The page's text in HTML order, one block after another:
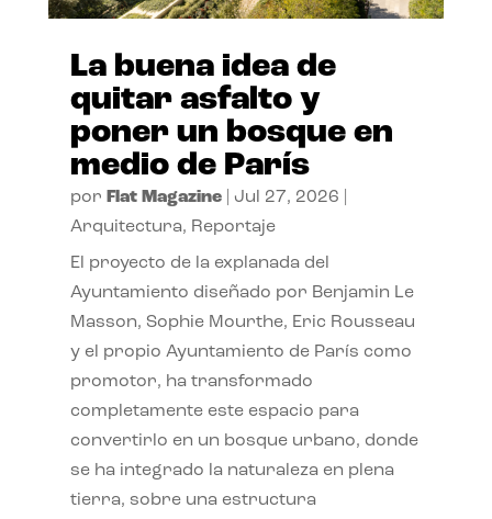
La buena idea de
quitar asfalto y
poner un bosque en
medio de París
por Flat Magazine| Jul 27, 2026
Arquitectura, Reportaje
El proyecto de la explanada del
Ayuntamiento diseñado por Benjamin Le
Masson, Sophie Mourthe, Eric Rousseau
y el propio Ayuntamiento de París como
promotor, ha transformado
completamente este espacio para
convertirlo en un bosque urbano, donde
se ha integrado la naturaleza en plena
tierra, sobre una estructura